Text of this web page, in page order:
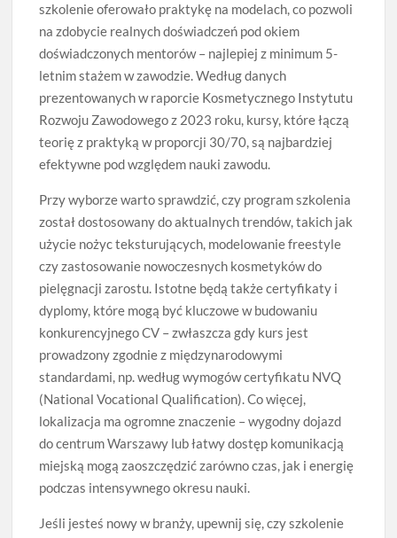
szkolenie oferowało praktykę na modelach, co pozwoli
na zdobycie realnych doświadczeń pod okiem
doświadczonych mentorów – najlepiej z minimum 5-
letnim stażem w zawodzie. Według danych
prezentowanych w raporcie Kosmetycznego Instytutu
Rozwoju Zawodowego z 2023 roku, kursy, które łączą
teorię z praktyką w proporcji 30/70, są najbardziej
efektywne pod względem nauki zawodu.
Przy wyborze warto sprawdzić, czy program szkolenia
został dostosowany do aktualnych trendów, takich jak
użycie nożyc teksturujących, modelowanie freestyle
czy zastosowanie nowoczesnych kosmetyków do
pielęgnacji zarostu. Istotne będą także certyfikaty i
dyplomy, które mogą być kluczowe w budowaniu
konkurencyjnego CV – zwłaszcza gdy kurs jest
prowadzony zgodnie z międzynarodowymi
standardami, np. według wymogów certyfikatu NVQ
(National Vocational Qualification). Co więcej,
lokalizacja ma ogromne znaczenie – wygodny dojazd
do centrum Warszawy lub łatwy dostęp komunikacją
miejską mogą zaoszczędzić zarówno czas, jak i energię
podczas intensywnego okresu nauki.
Jeśli jesteś nowy w branży, upewnij się, czy szkolenie